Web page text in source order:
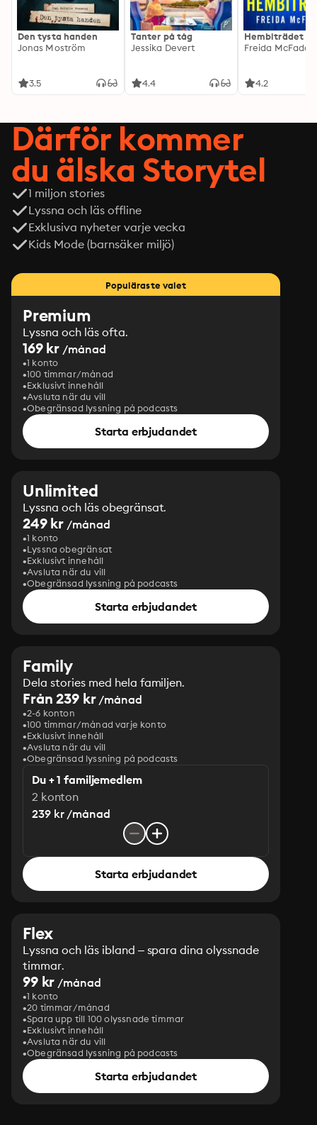
Den tysta handen
Jonas Moström
3.5
Tanter på tåg
Jessika Devert
4.4
Hembiträdet
Freida
4.2
Därför kommer
du älska Storytel
1 miljon stories
Lyssna och läs offline
Exklusiva nyheter varje vecka
Kids Mode (barnsäker miljö)
Populäraste valet
Premium
Lyssna och läs ofta.
169 kr /månad
1 konto
100 timmar/månad
Exklusivt innehåll
Avsluta när du vill
Obegränsad lyssning på podcasts
Starta erbjudandet
Unlimited
Lyssna och läs obegränsat.
249 kr /månad
1 konto
Lyssna obegränsat
Exklusivt innehåll
Avsluta när du vill
Obegränsad lyssning på podcasts
Starta erbjudandet
Family
Dela stories med hela familjen.
Från 239 kr/månad
2-6 konton
100 timmar/månad varje konto
Exklusivt innehåll
Avsluta när du vill
Obegränsad lyssning på podcasts
Du + 1 familjemedlem
2 konton
239 kr /månad
Starta erbjudandet
Flex
Lyssna och läs ibland – spara dina olyssnade
timmar.
99 kr /månad
1 konto
20 timmar/månad
Spara upp till 100 olyssnade timmar
Exklusivt innehåll
Avsluta när du vill
Obegränsad lyssning på podcasts
Starta erbjudandet